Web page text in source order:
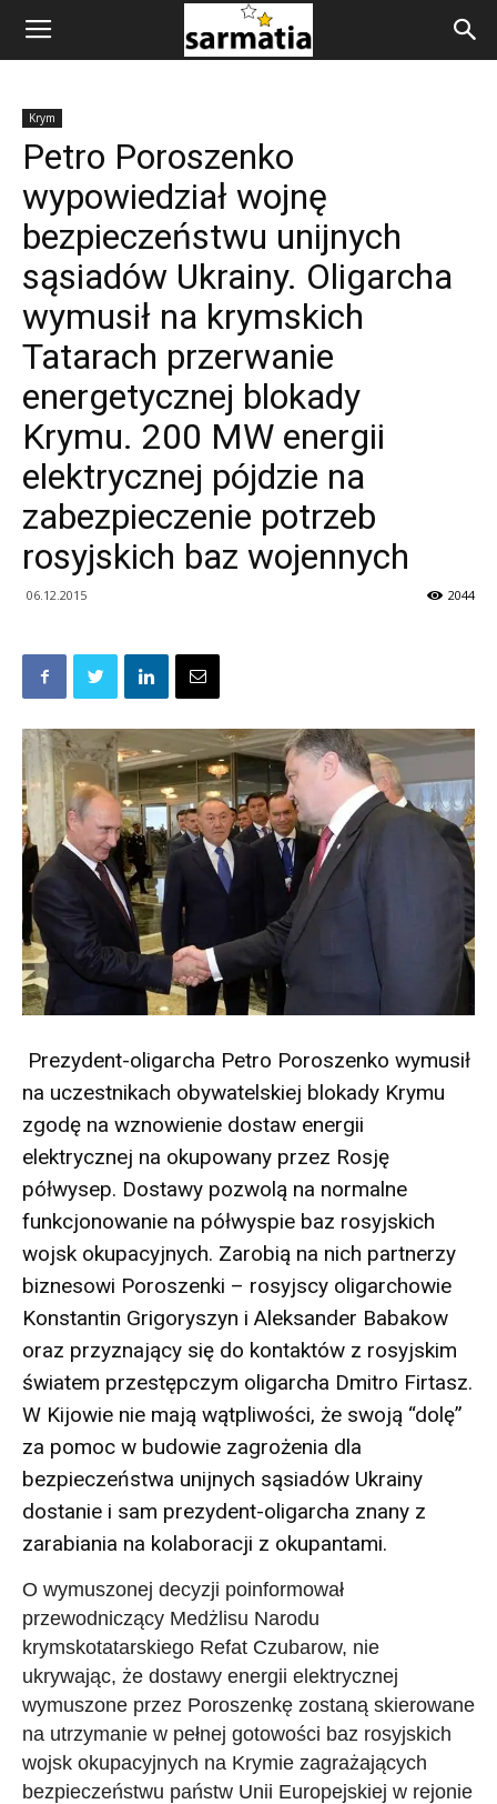
Krym
Petro Poroszenko
wypowiedział wojnę
bezpieczeństwu unijnych
sąsiadów Ukrainy. Oligarcha
wymusił na krymskich
Tatarach przerwanie
energetycznej blokady
Krymu. 200 MW energii
elektrycznej pójdzie na
zabezpieczenie potrzeb
rosyjskich baz wojennych
06.12.2015 2044
Prezydent-oligarcha Petro Poroszenko wymusił
na uczestnikach obywatelskiej blokady Krymu
zgodę na wznowienie dostaw energii
elektrycznej na okupowany przez Rosję
półwysep. Dostawy pozwolą na normalne
funkcjonowanie na półwyspie baz rosyjskich
wojsk okupacyjnych. Zarobią na nich partnerzy
biznesowi Poroszenki – rosyjscy oligarchowie
Konstantin Grigoryszyn i Aleksander Babakow
oraz przyznający się do kontaktów z rosyjskim
światem przestępczym oligarcha Dmitro Firtasz.
W Kijowie nie mają wątpliwości, że swoją “dolę”
za pomoc w budowie zagrożenia dla
bezpieczeństwa unijnych sąsiadów Ukrainy
dostanie i sam prezydent-oligarcha znany z
zarabiania na kolaboracji z okupantami.
O wymuszonej decyzji poinformował
przewodniczący Medżlisu Narodu
krymskotatarskiego Refat Czubarow, nie
ukrywając, że dostawy energii elektrycznej
wymuszone przez Poroszenkę zostaną skierowane
na utrzymanie w pełnej gotowości baz rosyjskich
wojsk okupacyjnych na Krymie zagrażających
bezpieczeństwu państw Unii Europejskiej w rejonie